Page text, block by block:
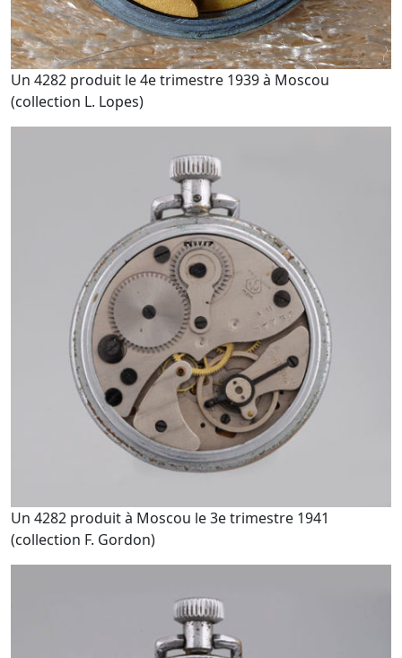
Un 4282 produit le 4e trimestre 1939 à Moscou
(collection L. Lopes)
Un 4282 produit à Moscou le 3e trimestre 1941
(collection F. Gordon)